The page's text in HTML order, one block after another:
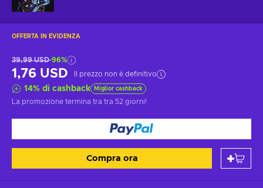
OFFERTA IN EVIDENZA
39,99 USD-96%
1,76 USD Il prezzo non è definitivo
14% di cashback Miglior cashback
La promozione termina tra tra 52 giorni!
Compra ora